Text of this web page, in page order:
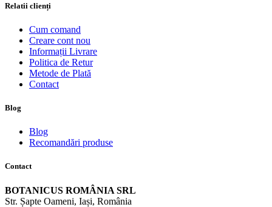
Relatii clienți
Cum comand
Creare cont nou
Informații Livrare
Politica de Retur
Metode de Plată
Contact
Blog
Blog
Recomandări produse
Contact
BOTANICUS ROMÂNIA SRL
Str. Șapte Oameni, Iași, România